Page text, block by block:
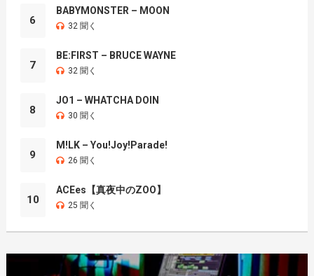
6
BABYMONSTER – MOON
32 聞く
7
BE:FIRST – BRUCE WAYNE
32 聞く
8
JO1 – WHATCHA DOIN
30 聞く
9
M!LK – You!Joy!Parade!
26 聞く
10
ACEes【真夜中のZOO】
25 聞く